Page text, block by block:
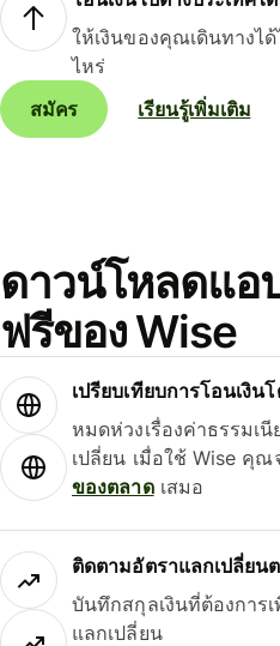
ให้เงินของคุณเดินทางไ
ไหร่
สมัคร
เรียนรู้เพิ่มเติม
ดาวน์โหลดแอ
ฟรีของ Wise
เปรียบเทียบการโอนเงิน
หมดห่วงเรื่องค่าธรรมเ
เปลี่ยน เมื่อใช้ Wise คุณ
ของตลาดเสมอ
ติดตามอัตราแลกเปลี่ยน
บันทึกสกุลเงินที่ต้องการ
แลกเปลี่ยน